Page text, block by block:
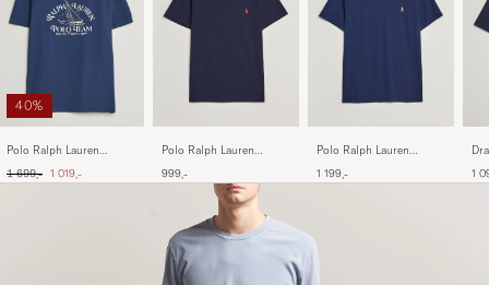
40%
Polo Ralph Lauren
Printed Tee Dark Cobalt
Ordinær pris
1 699,- Nedsatt pris
1 019,-
Polo Ralph Lauren
999,-
Polo Ralph Lauren
Neck T-Shirt Refined
1 199,- 1